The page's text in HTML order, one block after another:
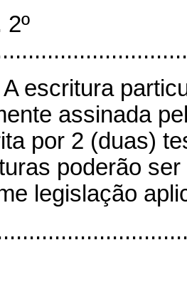
2º
escritura
assinada
por 2 (duas)
poderão
legislação